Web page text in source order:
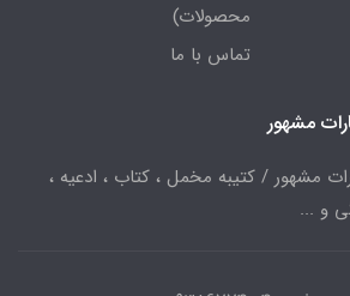
محصولات)
تماس با ما
مشهور
مشهور / کتیبه مخمل ، کتاب ، ادعیه ،
و ...